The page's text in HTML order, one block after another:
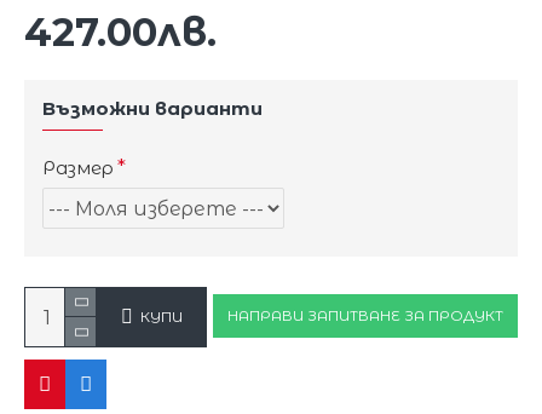
427.00лв.
Възможни варианти
Размер
КУПИ НАПРАВИ ЗАПИТВАНЕ ЗА ПРОДУКТ